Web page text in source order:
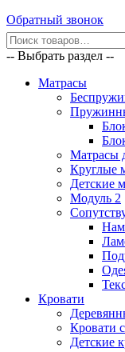
Обратный звонок
-- Выбрать раздел --
Матрасы
Матрасы
Круглые
Детские
Модуль 2
Кровати
Кровати
Детские